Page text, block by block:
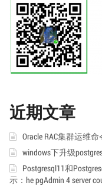
近期文章
Oracle RAC集群运维
windows下升级
Postgresql11和
示：he pgAdmin 4 server